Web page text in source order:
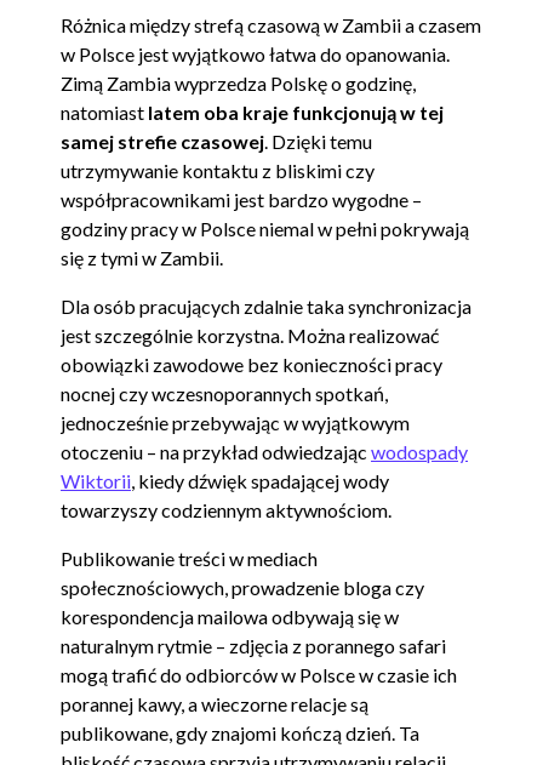
Różnica między strefą czasową w Zambii a czasem
w Polsce jest wyjątkowo łatwa do opanowania.
Zimą Zambia wyprzedza Polskę o godzinę,
natomiast latem oba kraje funkcjonują w tej
samej strefie czasowej. Dzięki temu
utrzymywanie kontaktu z bliskimi czy
współpracownikami jest bardzo wygodne –
godziny pracy w Polsce niemal w pełni pokrywają
się z tymi w Zambii.
Dla osób pracujących zdalnie taka synchronizacja
jest szczególnie korzystna. Można realizować
obowiązki zawodowe bez konieczności pracy
nocnej czy wczesnoporannych spotkań,
jednocześnie przebywając w wyjątkowym
otoczeniu – na przykład odwiedzając wodospady
Wiktorii, kiedy dźwięk spadającej wody
towarzyszy codziennym aktywnościom.
Publikowanie treści w mediach
społecznościowych, prowadzenie bloga czy
korespondencja mailowa odbywają się w
naturalnym rytmie – zdjęcia z porannego safari
mogą trafić do odbiorców w Polsce w czasie ich
porannej kawy, a wieczorne relacje są
publikowane, gdy znajomi kończą dzień. Ta